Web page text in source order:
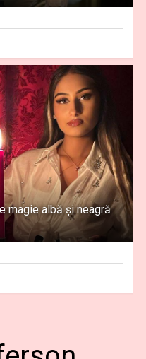
magie albă și neagră